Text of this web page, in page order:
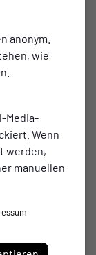
anonym.
wie
Media-
Wenn
werden,
manuellen